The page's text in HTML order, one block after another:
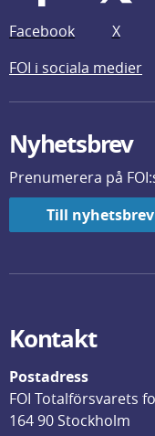
Facebook X
FOI i sociala medier
Nyhetsbrev
Prenumerera på
Till nyhetsbrev
Kontakt
Postadress
FOI Totalförsvarets
164 90 Stockholm